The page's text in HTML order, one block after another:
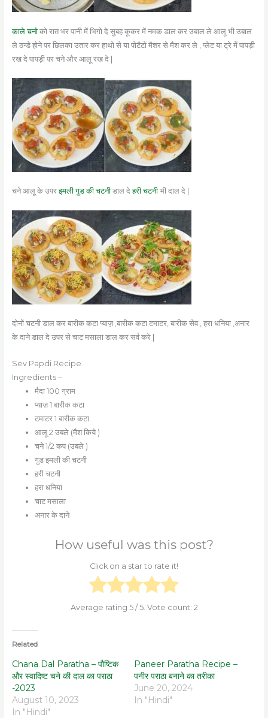
काले चनोको रात भर पानी में भिगो दे सुबह कूकर में नमक डाल कर उबाल ले आलू भी उबाल
ले ठन्डे होने पर छिलका उतार कर हाथो से या पोटैटो मैशर से मैश कर ले , प्लेट या ट्रे में पापड़ी
रख दे पापड़ी पर चने और आलू रख दे |
चने आलू के उपरइमली गुड की चटनीडाल देहरी चटनीभी दाल दे |
दोनों चटनी डाल कर बारीक कटा प्याज़ ,बारीक कटा टमाटर, बारीक सेव , हरा धनिया ,अनार
के दाने डाल दे उपर से चाट मसाला डाल कर सर्व करे |
Sev Papdi Recipe
Ingredients –
मैदा 100 ग्राम
प्याज़ 1 बारीक कटा
टमाटर 1 बारीक कटा
आलू 2 उबले (मैश किये )
चने 1/2 कप (उबले )
गुड इमली की चटनी
हरी चटनी
हरा धनिया
चाट मसाला
अनार के दाने
How useful was this post?
Click on a star to rate it!
Average rating 5/ 5. Vote count: 2
Related
Chana Dal Paratha – पौष्टिक
और स्वादिष्ट चने की दाल का पराठा
-2023
August 10, 2023
In "Hindi"
Paneer Paratha Recipe –
पनीर पराठा बनाने का तरीका
June 20, 2024
In "Hindi"